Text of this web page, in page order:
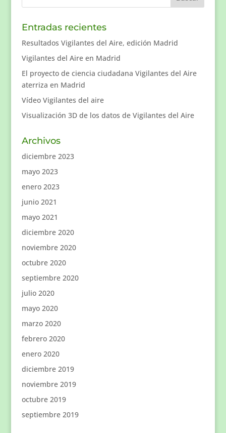
Entradas recientes
Resultados Vigilantes del Aire, edición Madrid
Vigilantes del Aire en Madrid
El proyecto de ciencia ciudadana Vigilantes del Aire
aterriza en Madrid
Vídeo Vigilantes del aire
Visualización 3D de los datos de Vigilantes del Aire
Archivos
diciembre 2023
mayo 2023
enero 2023
junio 2021
mayo 2021
diciembre 2020
noviembre 2020
octubre 2020
septiembre 2020
julio 2020
mayo 2020
marzo 2020
febrero 2020
enero 2020
diciembre 2019
noviembre 2019
octubre 2019
septiembre 2019